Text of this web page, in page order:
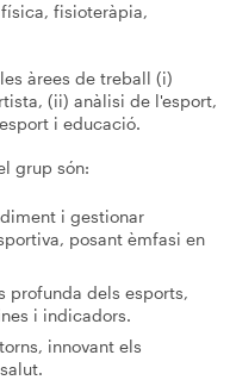
fisioteràpia,
àrees de treball (i)
(ii) anàlisi de l'esport,
i educació.
grup són:
i gestionar
posant èmfasi en
profunda dels esports,
i indicadors.
innovant els